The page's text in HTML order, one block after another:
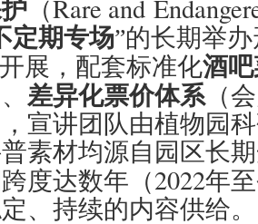
（Rare and
定期专场”的长期举
开展，配套标准化酒
差异化票价体系 （
，宣讲团队由植物园
素材均源自园区长
度达数年（2022年
、持续的内容供给。